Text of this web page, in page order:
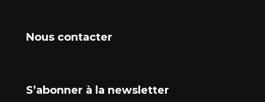
Nous contacter
S’abonner à la newsletter